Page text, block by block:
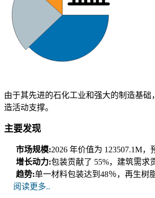
由于其先进的石化工业和强大的制造基
造活动支撑。
主要发现
市场规模:2026 年价值为 123507.1M，
增长动力:包装贡献了 55%，建筑需求
趋势:单一材料包装达到48％，再生树
阅读更多..